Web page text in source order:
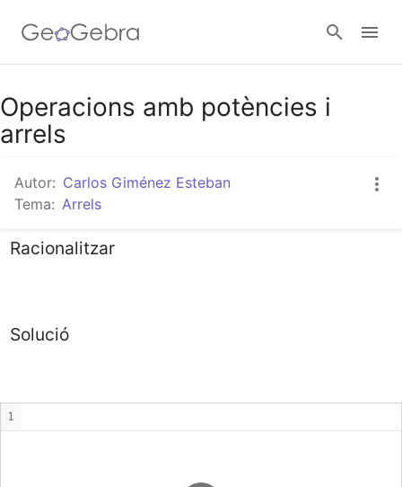
Google Classroom
Operacions amb potències i
arrels
Autor: Carlos Giménez Esteban
Tema: Arrels
Racionalitzar
Solució